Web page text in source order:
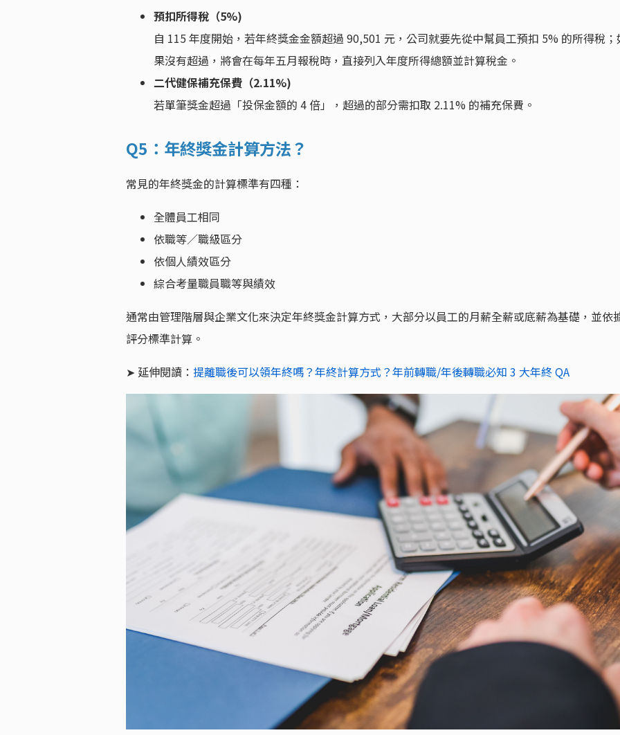
預扣所得稅（5%)
自 115 年度開始，若年終獎金金額超過 90,501 元，公司就要先從中幫員工預扣 5% 的所得稅；
果沒有超過，將會在每年五月報稅時，直接列入年度所得總額並計算稅金。
二代健保補充保費（2.11%)
若單筆獎金超過「投保金額的 4 倍」，超過的部分需扣取 2.11% 的補充保費。
Q5：年終獎金計算方法？
常見的年終獎金的計算標準有四種：
全體員工相同
依職等／職級區分
依個人績效區分
綜合考量職員職等與績效
通常由管理階層與企業文化來決定年終獎金計算方式，大部分以員工的月薪全薪或底薪為基礎，並依
評分標準計算。
➤ 延伸閱讀： 提離職後可以領年終嗎？年終計算方式？年前轉職/年後轉職必知 3 大年終 QA